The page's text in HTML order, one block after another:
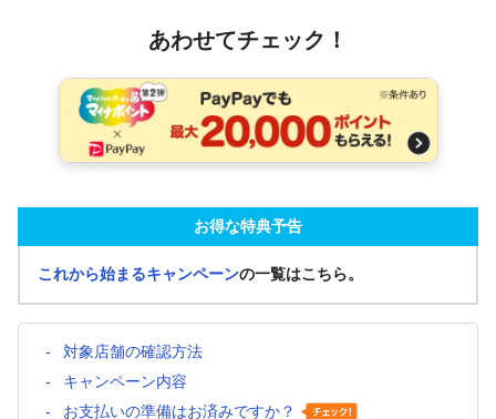
あわせてチェック！
お得な特典予告
これから始まるキャンペーンの一覧はこちら。
対象店舗の確認方法
キャンペーン内容
お支払いの準備はお済みですか？